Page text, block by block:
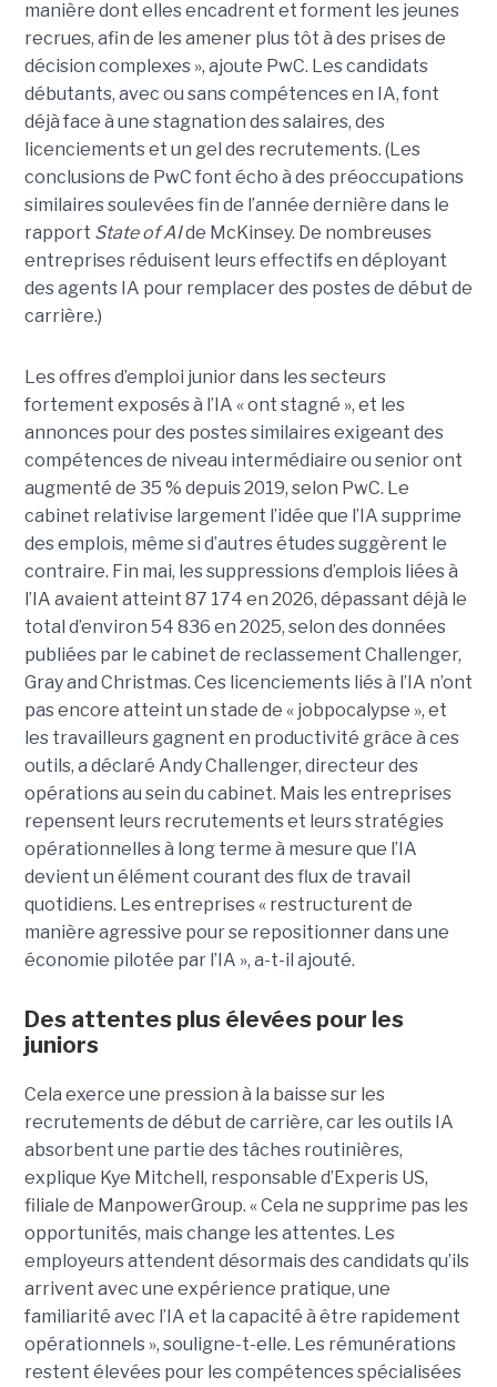
manière dont elles encadrent et forment les jeunes
recrues, afin de les amener plus tôt à des prises de
décision complexes », ajoute PwC. Les candidats
débutants, avec ou sans compétences en IA, font
déjà face à une stagnation des salaires, des
licenciements et un gel des recrutements. (Les
conclusions de PwC font écho à des préoccupations
similaires soulevées fin de l’année dernière dans le
rapport State of AIde McKinsey. De nombreuses
entreprises réduisent leurs effectifs en déployant
des agents IA pour remplacer des postes de début de
carrière.)
Les offres d’emploi junior dans les secteurs
fortement exposés à l’IA « ont stagné », et les
annonces pour des postes similaires exigeant des
compétences de niveau intermédiaire ou senior ont
augmenté de 35 % depuis 2019, selon PwC. Le
cabinet relativise largement l’idée que l’IA supprime
des emplois, même si d’autres études suggèrent le
contraire. Fin mai, les suppressions d’emplois liées à
l’IA avaient atteint 87 174 en 2026, dépassant déjà le
total d’environ 54 836 en 2025, selon des données
publiées par le cabinet de reclassement Challenger,
Gray and Christmas. Ces licenciements liés à l’IA n’ont
pas encore atteint un stade de « jobpocalypse », et
les travailleurs gagnent en productivité grâce à ces
outils, a déclaré Andy Challenger, directeur des
opérations au sein du cabinet. Mais les entreprises
repensent leurs recrutements et leurs stratégies
opérationnelles à long terme à mesure que l’IA
devient un élément courant des flux de travail
quotidiens. Les entreprises « restructurent de
manière agressive pour se repositionner dans une
économie pilotée par l’IA », a-t-il ajouté.
Des attentes plus élevées pour les
juniors
Cela exerce une pression à la baisse sur les
recrutements de début de carrière, car les outils IA
absorbent une partie des tâches routinières,
explique Kye Mitchell, responsable d’Experis US,
filiale de ManpowerGroup. « Cela ne supprime pas les
opportunités, mais change les attentes. Les
employeurs attendent désormais des candidats qu’ils
arrivent avec une expérience pratique, une
familiarité avec l’IA et la capacité à être rapidement
opérationnels », souligne-t-elle. Les rémunérations
restent élevées pour les compétences spécialisées